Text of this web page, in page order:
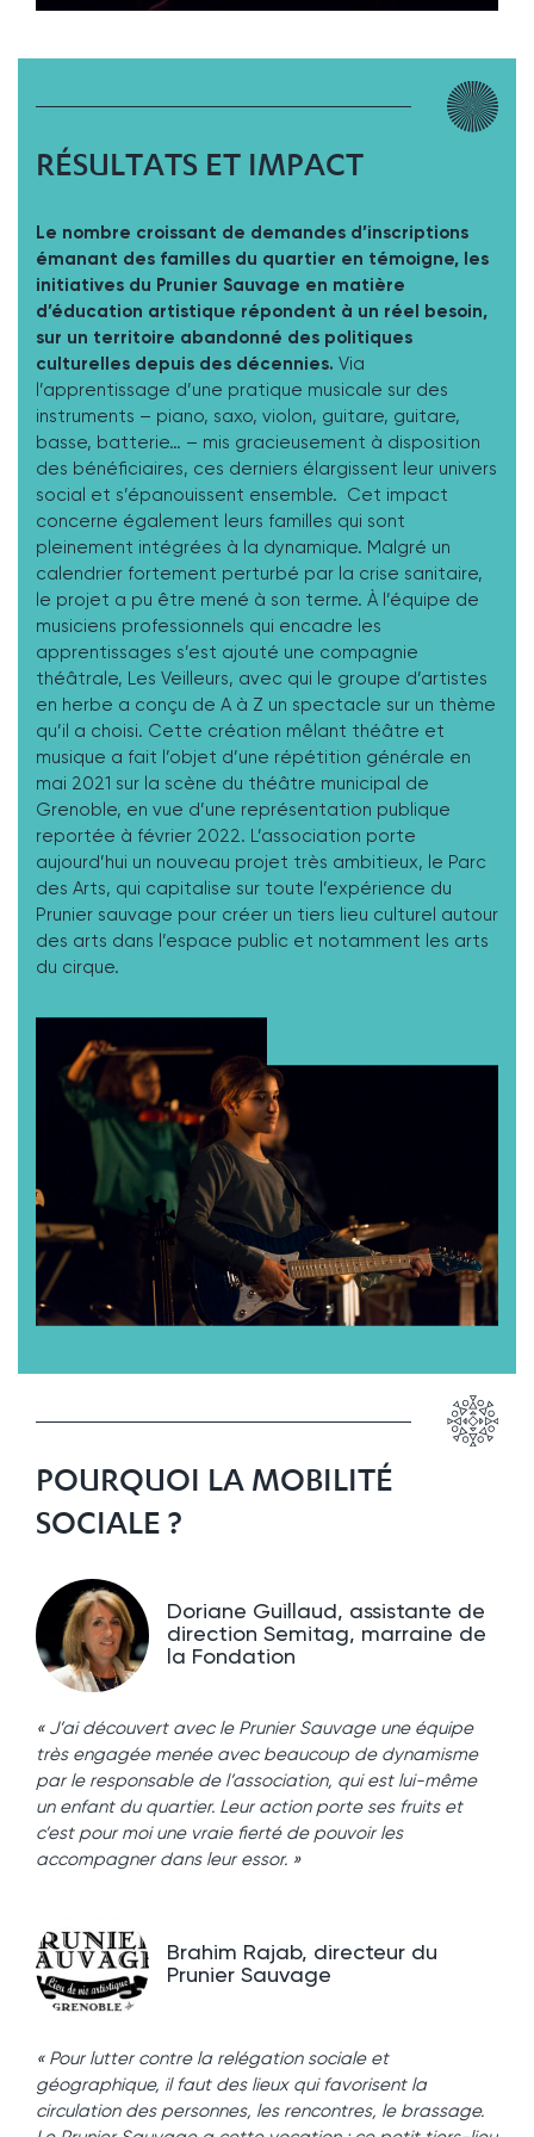
RÉSULTATS ET IMPACT
Le nombre croissant de demandes d’inscriptions
émanant des familles du quartier en témoigne, les
initiatives du Prunier Sauvage en matière
d’éducation artistique répondent à un réel besoin,
sur un territoire abandonné des politiques
culturelles depuis des décennies. Via
l’apprentissage d’une pratique musicale sur des
instruments – piano, saxo, violon, guitare, guitare,
basse, batterie… – mis gracieusement à disposition
des bénéficiaires, ces derniers élargissent leur univers
social et s’épanouissent ensemble. Cet impact
concerne également leurs familles qui sont
pleinement intégrées à la dynamique. Malgré un
calendrier fortement perturbé par la crise sanitaire,
le projet a pu être mené à son terme. À l’équipe de
musiciens professionnels qui encadre les
apprentissages s’est ajouté une compagnie
théâtrale, Les Veilleurs, avec qui le groupe d’artistes
en herbe a conçu de A à Z un spectacle sur un thème
qu’il a choisi. Cette création mêlant théâtre et
musique a fait l’objet d’une répétition générale en
mai 2021 sur la scène du théâtre municipal de
Grenoble, en vue d’une représentation publique
reportée à février 2022. L’association porte
aujourd’hui un nouveau projet très ambitieux, le Parc
des Arts, qui capitalise sur toute l’expérience du
Prunier sauvage pour créer un tiers lieu culturel autour
des arts dans l’espace public et notamment les arts
du cirque.
POURQUOI LA MOBILITÉ
SOCIALE ?
Doriane Guillaud, assistante de
direction Semitag, marraine de
la Fondation
« J’ai découvert avec le Prunier Sauvage une équipe
très engagée menée avec beaucoup de dynamisme
par le responsable de l’association, qui est lui-même
un enfant du quartier. Leur action porte ses fruits et
c’est pour moi une vraie fierté de pouvoir les
accompagner dans leur essor. »
Brahim Rajab, directeur du
Prunier Sauvage
« Pour lutter contre la relégation sociale et
géographique, il faut des lieux qui favorisent la
circulation des personnes, les rencontres, le brassage.